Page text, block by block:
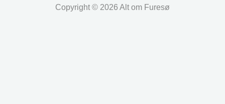
Copyright © 2026 Alt om Furesø